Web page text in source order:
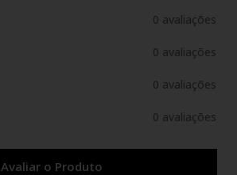
0 avaliações
0 avaliações
0 avaliações
0 avaliações
Avaliar o Produto